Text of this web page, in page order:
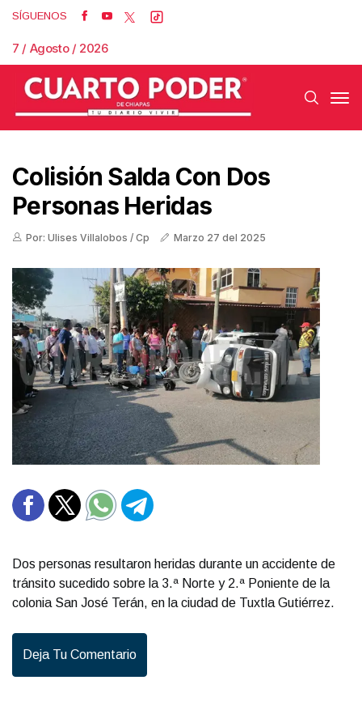
SÍGUENOS
7 / Agosto / 2026
Colisión Salda Con Dos
Personas Heridas
Por: Ulises Villalobos / Cp Marzo 27 del 2025
Dos personas resultaron heridas durante un accidente de
tránsito sucedido sobre la 3.ª Norte y 2.ª Poniente de la
colonia San José Terán, en la ciudad de Tuxtla Gutiérrez.
Deja Tu Comentario